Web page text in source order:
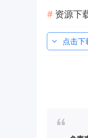
资源下
点击下